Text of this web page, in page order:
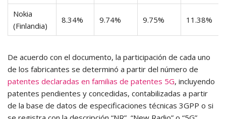
Nokia
(Finlandia)
8.34% 9.74% 9.75% 11.38%
De acuerdo con el documento, la participación de cada uno
de los fabricantes se determinó a partir del número de
patentes declaradas en familias de patentes 5G, incluyendo
patentes pendientes y concedidas, contabilizadas a partir
de la base de datos de especificaciones técnicas 3GPP o si